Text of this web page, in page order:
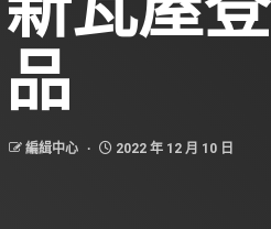
品
編緝中心 2022 年 12 月 10 日